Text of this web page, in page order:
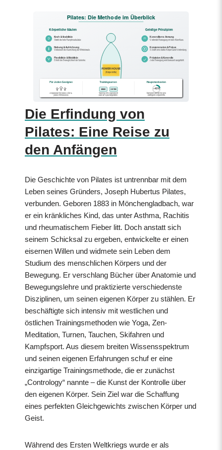
Pilates: Die Methode im Überblick
POWERHOUSE
(Körpermitte)
Körperliche Säulen
Kraft & Stabilität
Stärkt die tiefe Rumpfmuskulatur.
Haltung & Aufrichtung
Verbessert die Ausrichtung der Wirbelsäule.
Flexibilität & Mobilität
Erhöht die Beweglichkeit der Gelenke.
Geistige Prinzipien
Kontrollierte Atmung
Verbindet Bewegung mit dem Atemfluss.
Konzentration & Fokus
Schafft eine starke Körper-Geist-Verbindung.
Präzision & Kontrolle
Jede Bewegung wird bewusst ausgeführt.
Für Jeden Geeignet
Anpassbar für jedes Alter &
jedes Fitnesslevel.
Trainingsarten
Matte
Geräte
Training mit Eigenwicht
oder an Spezialgeräten.
Hauptmotivation
~45%
trainieren primär für eine
kräftigere Körpermitte.
Die Erfindung von
Pilates: Eine Reise zu
den Anfängen
Die Geschichte von Pilates ist untrennbar mit dem
Leben seines Gründers, Joseph Hubertus Pilates,
verbunden. Geboren 1883 in Mönchengladbach, war
er ein kränkliches Kind, das unter Asthma, Rachitis
und rheumatischem Fieber litt. Doch anstatt sich
seinem Schicksal zu ergeben, entwickelte er einen
eisernen Willen und widmete sein Leben dem
Studium des menschlichen Körpers und der
Bewegung. Er verschlang Bücher über Anatomie und
Bewegungslehre und praktizierte verschiedenste
Disziplinen, um seinen eigenen Körper zu stählen. Er
beschäftigte sich intensiv mit westlichen und
östlichen Trainingsmethoden wie Yoga, Zen-
Meditation, Turnen, Tauchen, Skifahren und
Kampfsport. Aus diesem breiten Wissensspektrum
und seinen eigenen Erfahrungen schuf er eine
einzigartige Trainingsmethode, die er zunächst
„Contrology“ nannte – die Kunst der Kontrolle über
den eigenen Körper. Sein Ziel war die Schaffung
eines perfekten Gleichgewichts zwischen Körper und
Geist.
Während des Ersten Weltkriegs wurde er als